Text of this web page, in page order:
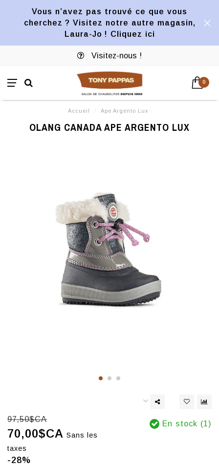
Vous n’avez pas trouvé ce que vous
cherchez ? Visitez notre autre magasin,
Laura-Jo ! Cliquez ici
Visitez-nous !
0
Accueil / Ape Argento Lux
OLANG CANADA APE ARGENTO LUX
97,50$CA
70,00$CA Sans les
taxes
-28%
En stock (1)